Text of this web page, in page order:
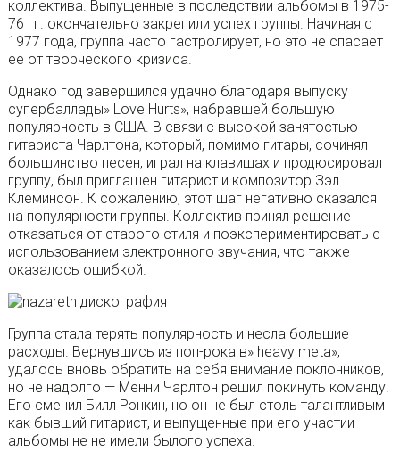
коллектива. Выпущенные в последствии альбомы в 1975-
76 гг. окончательно закрепили успех группы. Начиная с
1977 года, группа часто гастролирует, но это не спасает
ее от творческого кризиса.
Однако год завершился удачно благодаря выпуску
супербаллады» Love Hurts», набравшей большую
популярность в США. В связи с высокой занятостью
гитариста Чарлтона, который, помимо гитары, сочинял
большинство песен, играл на клавишах и продюсировал
группу, был приглашен гитарист и композитор Зэл
Клеминсон. К сожалению, этот шаг негативно сказался
на популярности группы. Коллектив принял решение
отказаться от старого стиля и поэкспериментировать с
использованием электронного звучания, что также
оказалось ошибкой.
Группа стала терять популярность и несла большие
расходы. Вернувшись из поп-рока в» heavy meta»,
удалось вновь обратить на себя внимание поклонников,
но не надолго — Менни Чарлтон решил покинуть команду.
Его сменил Билл Рэнкин, но он не был столь талантливым
как бывший гитарист, и выпущенные при его участии
альбомы не не имели былого успеха.